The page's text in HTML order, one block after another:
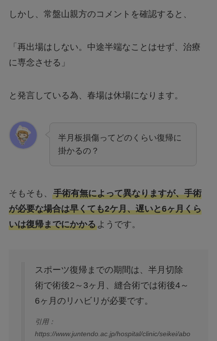
しかし、常盤山親方のコメントを確認すると、
「再出場はしない。中途半端なことはせず、治療
に専念させる」
と発言している為、春場は休場になります。
半月板損傷ってどのくらい復帰に
掛かるの？
そもそも、 手術有無によって異なりますが、手術
が必要な場合は早くても2ケ月、遅いと6ヶ月くら
いは復帰までにかかるようです。
スポーツ復帰までの期間は、半月切除
術で術後2～3ヶ月、縫合術では術後4～
6ヶ月のリハビリが必要です。
引用：
https://www.juntendo.ac.jp/hospital/clinic/seikei/abo